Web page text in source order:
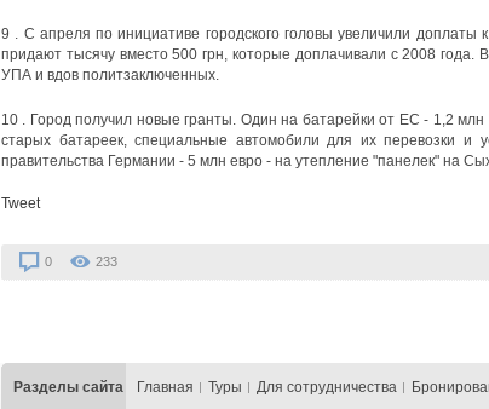
9 . С апреля по инициативе городского головы увеличили
придают тысячу вместо 500 грн, которые доплачивали с 2008
УПА и вдов политзаключенных.
10 . Город получил новые гранты. Один на батарейки от ЕС - 1,2
старых батареек, специальные автомобили для их перевозки и
правительства Германии - 5 млн евро - на утепление "панелек" на
Tweet
0 233
Разделы сайта Главная Туры Для сотрудничества